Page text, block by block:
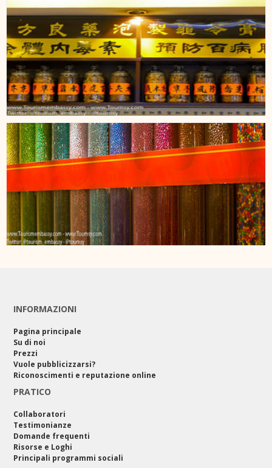
INFORMAZIONI
Pagina principale
Su di noi
Prezzi
Vuole pubblicizzarsi?
Riconoscimenti e reputazione online
PRATICO
Collaboratori
Testimonianze
Domande frequenti
Risorse e Loghi
Principali programmi sociali